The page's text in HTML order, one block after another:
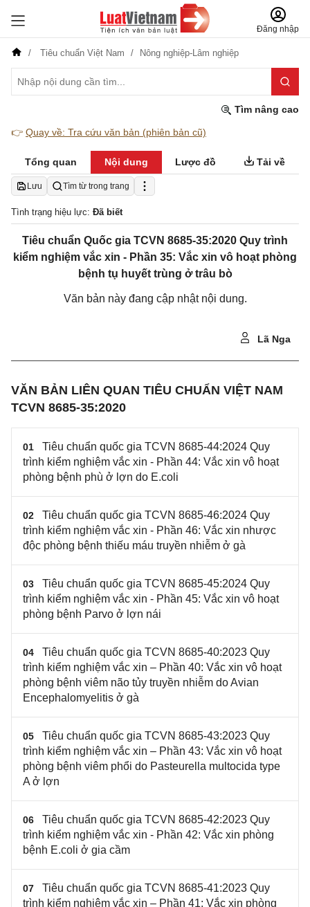
Đăng nhập
Tiêu chuẩn Việt Nam Nông nghiệp-Lâm nghiệp
Tìm nâng cao
👉 Quay về: Tra cứu văn bản (phiên bản cũ)
Tổng quan Nội dung Lược đồ Tải về
Lưu Tìm từ trong trang
Tình trạng hiệu lực: Đã biết
Tiêu chuẩn Quốc gia TCVN 8685-35:2020 Quy trình
kiểm nghiệm vắc xin - Phần 35: Vắc xin vô hoạt phòng
bệnh tụ huyết trùng ở trâu bò
Văn bản này đang cập nhật nội dung.
Lã Nga
VĂN BẢN LIÊN QUAN TIÊU CHUẨN VIỆT NAM
TCVN 8685-35:2020
01
Tiêu chuẩn quốc gia TCVN 8685-44:2024 Quy
trình kiểm nghiệm vắc xin - Phần 44: Vắc xin vô hoạt
phòng bệnh phù ở lợn do E.coli
02
Tiêu chuẩn quốc gia TCVN 8685-46:2024 Quy
trình kiểm nghiệm vắc xin - Phần 46: Vắc xin nhược
độc phòng bệnh thiếu máu truyền nhiễm ở gà
03
Tiêu chuẩn quốc gia TCVN 8685-45:2024 Quy
trình kiểm nghiệm vắc xin - Phần 45: Vắc xin vô hoạt
phòng bệnh Parvo ở lợn nái
04
Tiêu chuẩn quốc gia TCVN 8685-40:2023 Quy
trình kiểm nghiệm vắc xin – Phần 40: Vắc xin vô hoạt
phòng bệnh viêm não tủy truyền nhiễm do Avian
Encephalomyelitis ở gà
05
Tiêu chuẩn quốc gia TCVN 8685-43:2023 Quy
trình kiểm nghiệm vắc xin – Phần 43: Vắc xin vô hoạt
phòng bệnh viêm phổi do Pasteurella multocida type
A ở lợn
06
Tiêu chuẩn quốc gia TCVN 8685-42:2023 Quy
trình kiểm nghiệm vắc xin - Phần 42: Vắc xin phòng
bệnh E.coli ở gia cầm
07
Tiêu chuẩn quốc gia TCVN 8685-41:2023 Quy
trình kiểm nghiệm vắc xin – Phần 41: Vắc xin phòng